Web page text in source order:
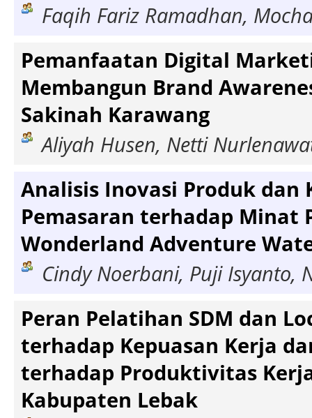
Faqih Fariz Ramadhan,
Pemanfaatan Digital
Membangun Brand
Sakinah Karawang
Aliyah Husen, Netti
Analisis Inovasi Produk dan
Pemasaran terhadap Minat
Wonderland Adventure
Cindy Noerbani, Puji Isyanto,
Peran Pelatihan SDM dan
terhadap Kepuasan Kerja
terhadap Produktivitas
Kabupaten Lebak